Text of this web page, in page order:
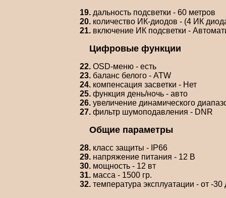
19. дальность подсветки - 60 метров
20. количество ИК-диодов - (4 ИК
21. включение ИК подсветки -
Цифровые функции
22. OSD-меню - есть
23. баланс белого - ATW
24. компенсация засветки - Нет
25. функция день/ночь - авто
26. увеличение динамического
27. фильтр шумоподавления - DNR
Общие параметры
28. класс защиты - IP66
29. напряжение питания - 12 В
30. мощность - 12 вт
31. масса - 1500 гр.
32. температура эксплуатации - от -30